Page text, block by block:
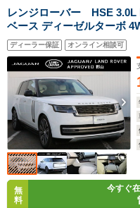
レンジローバー HSE 3.0L
ベース ディーゼルターボ
ディーラー保証 オンライン相談可
無
料
今すぐ